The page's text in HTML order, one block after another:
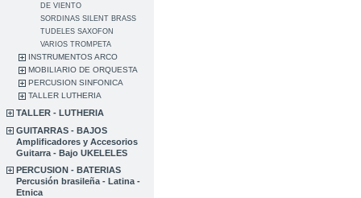
DE VIENTO
SORDINAS SILENT BRASS
TUDELES SAXOFON
VARIOS TROMPETA
INSTRUMENTOS ARCO
MOBILIARIO DE ORQUESTA
PERCUSION SINFONICA
TALLER LUTHERIA
TALLER - LUTHERIA
GUITARRAS - BAJOS
Amplificadores y Accesorios
Guitarra - Bajo UKELELES
PERCUSION - BATERIAS
Percusión brasileña - Latina -
Etnica